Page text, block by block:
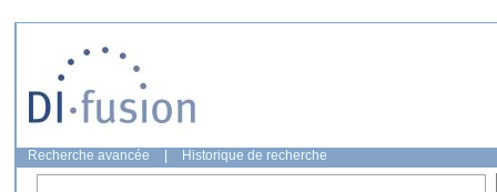
Recherche avancée Historique de recherche